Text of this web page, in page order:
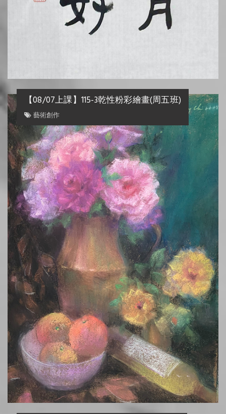
【08/07上課】115-3乾性粉彩繪畫(周五班)
藝術創作